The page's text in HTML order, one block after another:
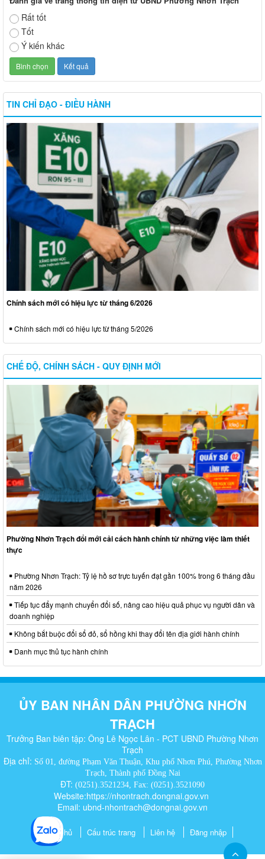
Rất tốt
Tốt
Ý kiến khác
TIN CHỈ ĐẠO - ĐIỀU HÀNH
Chính sách mới có hiệu lực từ tháng 6/2026
Chính sách mới có hiệu lực từ tháng 5/2026
CHẾ ĐỘ, CHÍNH SÁCH - QUY ĐỊNH MỚI
Phường Nhơn Trạch đổi mới cải cách hành chính từ những việc làm thiết
thực
Phường Nhơn Trạch: Tỷ lệ hồ sơ trực tuyến đạt gần 100% trong 6 tháng đầu
năm 2026
Tiếp tục đẩy mạnh chuyển đổi số, nâng cao hiệu quả phục vụ người dân và
doanh nghiệp
Không bắt buộc đổi sổ đỏ, sổ hồng khi thay đổi tên địa giới hành chính
Danh mục thủ tục hành chính
ỦY BAN NHÂN DÂN PHƯỜNG NHƠN
TRẠCH
Trưởng Ban biên tập: Ông Lê Ngọc Lân - PCT UBND Phường Nhơn
Trạch
Địa chỉ: Số 01, đường Phạm Văn Thuận, Khu phố Nhơn Phú, Phường Nhơn
Trạch, Thành phố Đồng Nai
ĐT: (0251).3521234, Fax: (0251).3521090
Website:https://nhontrach.dongnai.gov.vn
Email: ubnd-nhontrach@dongnai.gov.vn​
Trang chủ Cấu trúc trang Liên hệ Đăng nhập